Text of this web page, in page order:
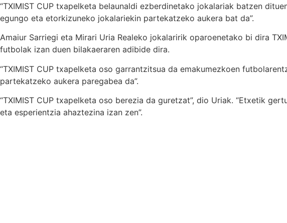
“TXIMIST CUP txapelketa belaunaldi ezberdinetako jokalariak batzen
egungo eta etorkizuneko jokalariekin partekatzeko aukera bat da”.
Amaiur Sarriegi eta Mirari Uria Realeko jokalaririk oparoenetako bi dira
futbolak izan duen bilakaeraren adibide dira.
“TXIMIST CUP txapelketa oso garrantzitsua da emakumezkoen
partekatzeko aukera paregabea da”.
“TXIMIST CUP txapelketa oso berezia da guretzat”, dio Uriak. “Etxetik
eta esperientzia ahaztezina izan zen”.